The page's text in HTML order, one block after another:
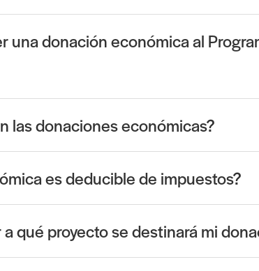
una donación económica al
las donaciones económicas?
es deducible de impuestos?
qué proyecto se destinará mi